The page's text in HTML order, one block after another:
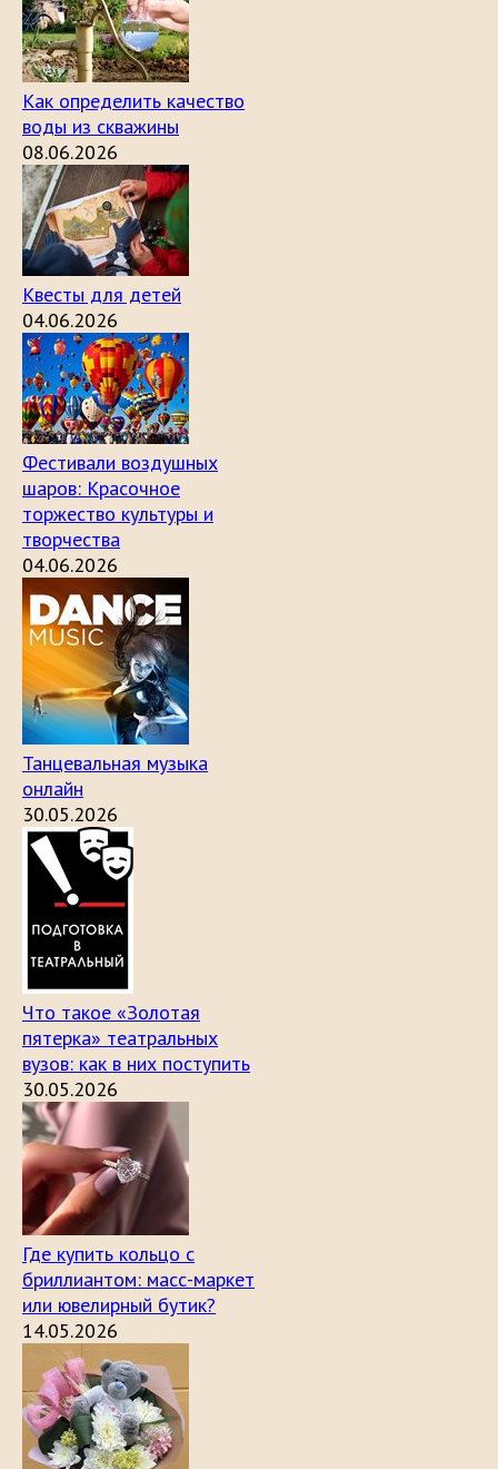
Как определить качество
воды из скважины
08.06.2026
Квесты для детей
04.06.2026
Фестивали воздушных
шаров: Красочное
торжество культуры и
творчества
04.06.2026
Танцевальная музыка
онлайн
30.05.2026
Что такое «Золотая
пятерка» театральных
вузов: как в них поступить
30.05.2026
Где купить кольцо с
бриллиантом: масс-маркет
или ювелирный бутик?
14.05.2026